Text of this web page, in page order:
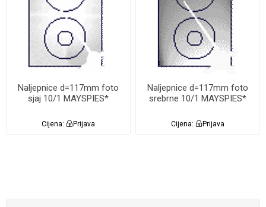
Naljepnice d=117mm foto
sjaj 10/1 MAYSPIES*
Cijena: Prijava
Naljepnice d=117mm foto
srebrne 10/1 MAYSPIES*
Cijena: Prijava